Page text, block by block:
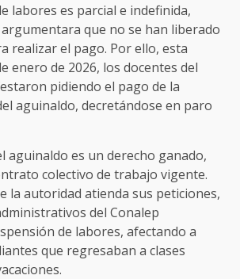
labores es parcial e indefinida,
que no se han liberado
realizar el pago. Por ello, esta
enero de 2026, los docentes del
pidiendo el pago de la
aguinaldo, decretándose en paro
aguinaldo es un derecho ganado,
colectivo de trabajo vigente.
la autoridad atienda sus peticiones,
del Conalep
de labores, afectando a
que regresaban a clases